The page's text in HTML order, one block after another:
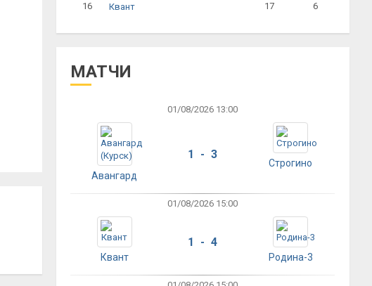
16 Квант 17 6
МАТЧИ
01/08/2026 13:00
Авангард
1 - 3
Строгино
01/08/2026 15:00
Квант
1 - 4
Родина-3